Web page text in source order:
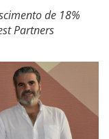
de 18%
Partners